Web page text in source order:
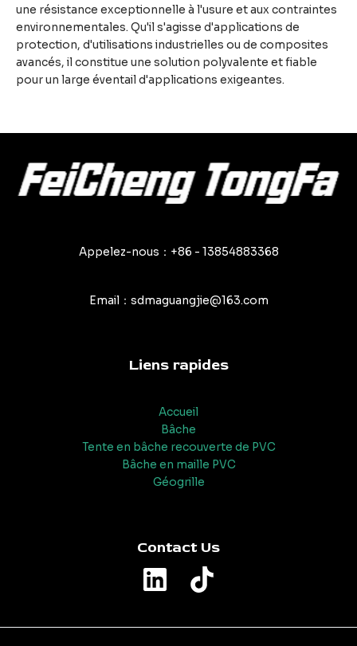
une résistance exceptionnelle à l'usure et aux contraintes
environnementales. Qu'il s'agisse d'applications de
protection, d'utilisations industrielles ou de composites
avancés, il constitue une solution polyvalente et fiable
pour un large éventail d'applications exigeantes.
Appelez-nous：+86 - 13854883368
Email：sdmaguangjie@163.com
Liens rapides
Accueil
Bâche
Tente en bâche recouverte de PVC
Bâche en maille PVC
Géogrille
Contact Us